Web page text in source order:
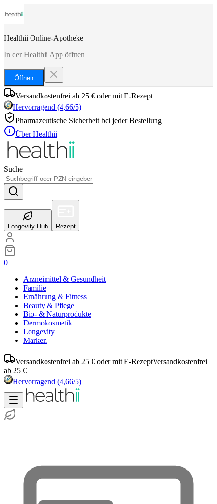
Healthii Online-Apotheke
In der Healthii App öffnen
Öffnen
Versandkostenfrei ab 25 € oder mit E-Rezept
Hervorragend (4,66/5)
Pharmazeutische Sicherheit bei jeder Bestellung
Über Healthii
Suche
Longevity Hub Rezept
0
Arzneimittel & Gesundheit
Familie
Ernährung & Fitness
Beauty & Pflege
Bio- & Naturprodukte
Dermokosmetik
Longevity
Marken
Versandkostenfrei ab 25 € oder mit E-RezeptVersandkostenfrei
ab 25 €
Hervorragend (4,66/5)